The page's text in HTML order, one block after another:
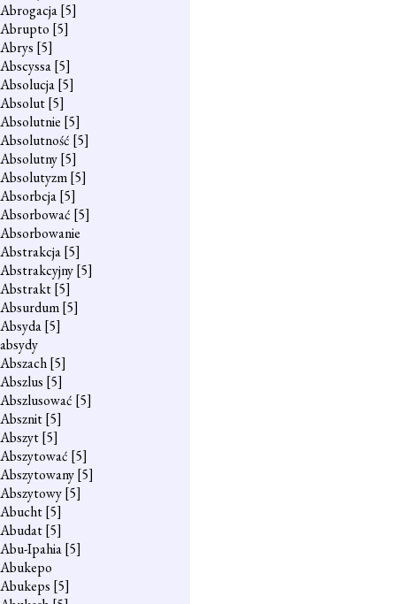
Abrogacja[5]
Abrupto [5]
Abrys [5]
Abscyssa[5]
Absolucja[5]
Absolut[5]
Absolutnie [5]
Absolutność [5]
Absolutny[5]
Absolutyzm[5]
Absorbcja[5]
Absorbować [5]
Absorbowanie
Abstrakcja[5]
Abstrakcyjny[5]
Abstrakt[5]
Absurdum[5]
Absyda[5]
absydy
Abszach[5]
Abszlus [5]
Abszlusować [5]
Absznit[5]
Abszyt[5]
Abszytować [5]
Abszytowany[5]
Abszytowy[5]
Abucht[5]
Abudat[5]
Abu-Ipahia[5]
Abukepo
Abukeps [5]